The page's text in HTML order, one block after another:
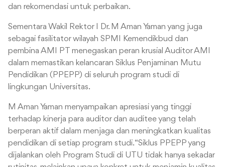
dan rekomendasi untuk perbaikan.
Sementara Wakil Rektor I Dr. M Aman Yaman yang juga
sebagai fasilitator wilayah SPMI Kemendikbud dan
pembina AMI PT menegaskan peran krusial Auditor AMI
dalam memastikan kelancaran Siklus Penjaminan Mutu
Pendidikan (PPEPP) di seluruh program studi di
lingkungan Universitas.
M Aman Yaman menyampaikan apresiasi yang tinggi
terhadap kinerja para auditor dan auditee yang telah
berperan aktif dalam menjaga dan meningkatkan kualitas
pendidikan di setiap program studi. “Siklus PPEPP yang
dijalankan oleh Program Studi di UTU tidak hanya sekadar